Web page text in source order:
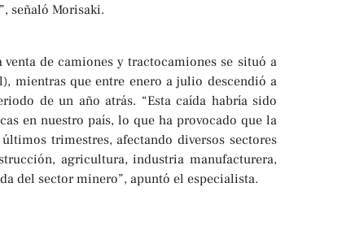
señaló Morisaki.
de camiones y tractocamiones se situó a
mientras que entre enero a julio descendió a
de un año atrás. “Esta caída habría sido
en nuestro país, lo que ha provocado que la
trimestres, afectando diversos sectores
agricultura, industria manufacturera,
del sector minero”, apuntó el especialista.